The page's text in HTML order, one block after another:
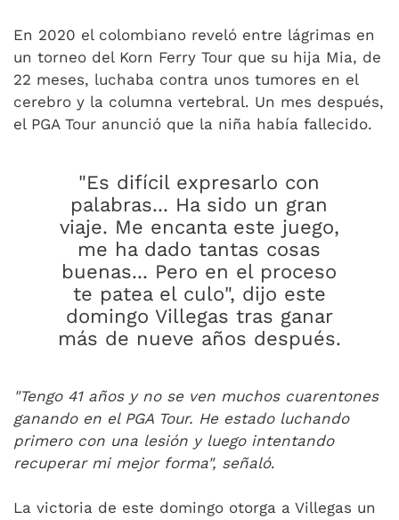
En 2020 el colombiano reveló entre lágrimas en
un torneo del Korn Ferry Tour que su hija Mia, de
22 meses, luchaba contra unos tumores en el
cerebro y la columna vertebral. Un mes después,
el PGA Tour anunció que la niña había fallecido.
"Es difícil expresarlo con
palabras... Ha sido un gran
viaje. Me encanta este juego,
me ha dado tantas cosas
buenas... Pero en el proceso
te patea el culo", dijo este
domingo Villegas tras ganar
más de nueve años después.
"Tengo 41 años y no se ven muchos cuarentones
ganando en el PGA Tour. He estado luchando
primero con una lesión y luego intentando
recuperar mi mejor forma", señaló.
La victoria de este domingo otorga a Villegas un